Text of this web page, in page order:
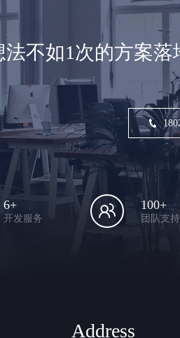
法不如1次的方案
6+
开发服务
100+
团队支持
Address